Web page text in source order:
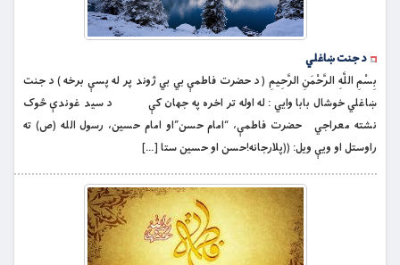
د جنت ښاغلي
بِسْمِ اللَّهِ الرَّحْمَنِ الرَّحِيمِ ( د حضرت فاطمې بي بي ژوند پر له پسې برخه ) د جنت
ښاغلي خوشال بابا وايي : له اوله تر اخره په جهان کې د سيد غوندې څوک
نشته معراجي حضرت فاطمې، “امام حسن”او امام حسين، رسول الله (ص) ته
راوستل او ويې ويل: ((پلارجانه!حسن او حسين ستا […]